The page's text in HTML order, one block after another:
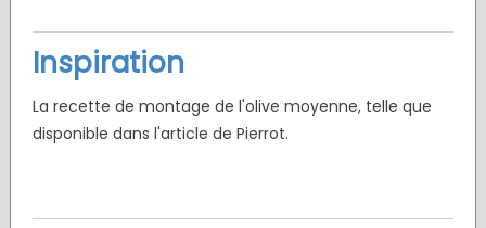
Inspiration
La recette de montage de l'olive moyenne, telle que
disponible dans l'article de Pierrot.